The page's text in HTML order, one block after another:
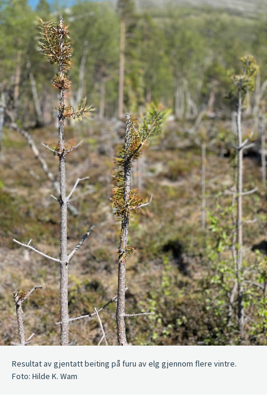
Resultat av gjentatt beiting på furu av elg gjennom flere vintre.
Foto: Hilde K. Wam